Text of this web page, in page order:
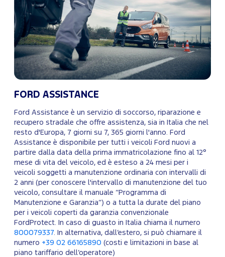
FORD ASSISTANCE
Ford Assistance è un servizio di soccorso, riparazione e
recupero stradale che offre assistenza, sia in Italia che nel
resto d'Europa, 7 giorni su 7, 365 giorni l'anno. Ford
Assistance è disponibile per tutti i veicoli Ford nuovi a
partire dalla data della prima immatricolazione fino al 12°
mese di vita del veicolo, ed è esteso a 24 mesi per i
veicoli soggetti a manutenzione ordinaria con intervalli di
2 anni (per conoscere l'intervallo di manutenzione del tuo
veicolo, consultare il manuale “Programma di
Manutenzione e Garanzia”) o a tutta la durate del piano
per i veicoli coperti da garanzia convenzionale
FordProtect. In caso di guasto in Italia chiama il numero
800079337 . In alternativa, dall’estero, si può chiamare il
numero +39 02 66165890 (costi e limitazioni in base al
piano tariffario dell’operatore)